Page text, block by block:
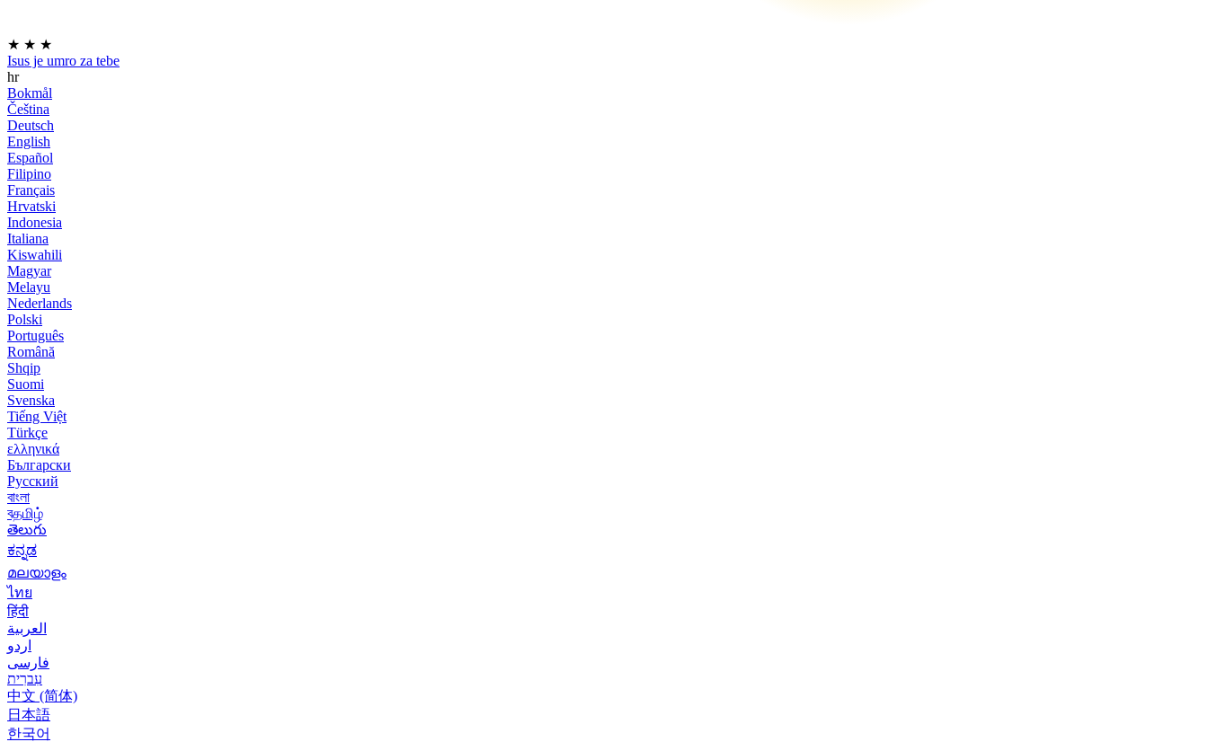
★ ★ ★
Isus je umro za tebe
hr
Bokmål
Čeština
Deutsch
English
Español
Filipino
Français
Hrvatski
Indonesia
Italiana
Kiswahili
Magyar
Melayu
Nederlands
Polski
Português
Română
Shqip
Suomi
Svenska
Tiếng Việt
Türkçe
ελληνικά
Български
Русский
বাংলা
বதமிழ்
తెలుగు
ಕನ್ನಡ
മലയാളം
ไทย
हिंदी
العربية
اردو
فارسی
עִברִית
中文 (简体)
日本語
한국어